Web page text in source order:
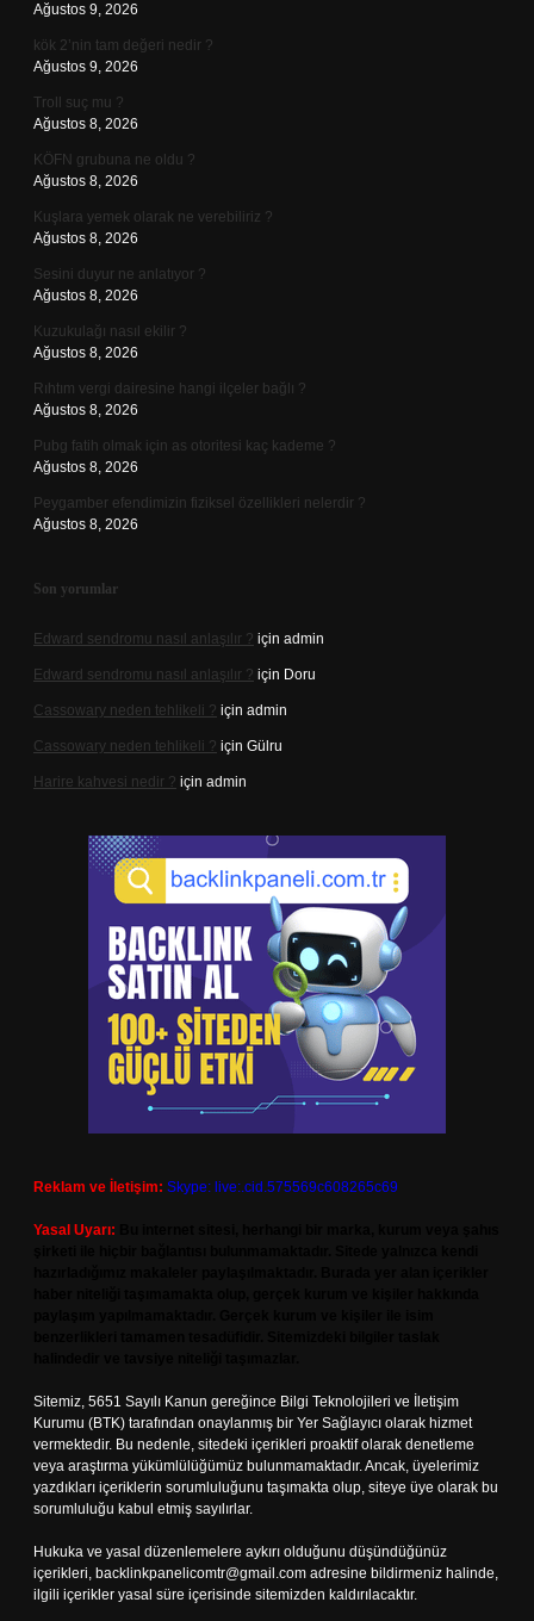
Ağustos 9, 2026
kök 2’nin tam değeri nedir ?
Ağustos 9, 2026
Troll suç mu ?
Ağustos 8, 2026
KÖFN grubuna ne oldu ?
Ağustos 8, 2026
Kuşlara yemek olarak ne verebiliriz ?
Ağustos 8, 2026
Sesini duyur ne anlatıyor ?
Ağustos 8, 2026
Kuzukulağı nasıl ekilir ?
Ağustos 8, 2026
Rıhtım vergi dairesine hangi ilçeler bağlı ?
Ağustos 8, 2026
Pubg fatih olmak için as otoritesi kaç kademe ?
Ağustos 8, 2026
Peygamber efendimizin fiziksel özellikleri nelerdir ?
Ağustos 8, 2026
Son yorumlar
Edward sendromu nasıl anlaşılır ? için admin
Edward sendromu nasıl anlaşılır ? için Doru
Cassowary neden tehlikeli ? için admin
Cassowary neden tehlikeli ? için Gülru
Harire kahvesi nedir ? için admin
Reklam ve İletişim: Skype: live:.cid.575569c608265c69
Yasal Uyarı:
Sitemiz, 5651 Sayılı Kanun gereğince Bilgi Teknolojileri ve İletişim
Kurumu (BTK) tarafından onaylanmış bir Yer Sağlayıcı olarak hizmet
vermektedir. Bu nedenle, sitedeki içerikleri proaktif olarak denetleme
veya araştırma yükümlülüğümüz bulunmamaktadır. Ancak, üyelerimiz
yazdıkları içeriklerin sorumluluğunu taşımakta olup, siteye üye olarak bu
sorumluluğu kabul etmiş sayılırlar.
Hukuka ve yasal düzenlemelere aykırı olduğunu düşündüğünüz
içerikleri, backlinkpanelicomtr@gmail.com adresine bildirmeniz halinde,
ilgili içerikler yasal süre içerisinde sitemizden kaldırılacaktır.